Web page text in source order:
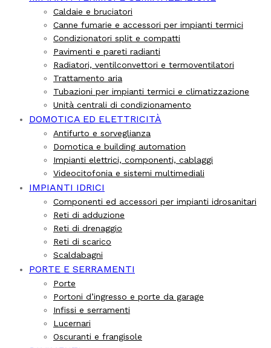
Caldaie e bruciatori
Canne fumarie e accessori per impianti termici
Condizionatori split e compatti
Pavimenti e pareti radianti
Radiatori, ventilconvettori e termoventilatori
Trattamento aria
Tubazioni per impianti termici e climatizzazione
Unità centrali di condizionamento
DOMOTICA ED ELETTRICITÀ
Antifurto e sorveglianza
Domotica e building automation
Impianti elettrici, componenti, cablaggi
Videocitofonia e sistemi multimediali
IMPIANTI IDRICI
Componenti ed accessori per impianti idrosanitari
Reti di adduzione
Reti di drenaggio
Reti di scarico
Scaldabagni
PORTE E SERRAMENTI
Porte
Portoni d’ingresso e porte da garage
Infissi e serramenti
Lucernari
Oscuranti e frangisole